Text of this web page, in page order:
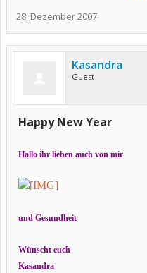
28. Dezember 2007
Kasandra
Guest
Happy New Year
Hallo ihr lieben auch von mir
und Gesundheit
Wünscht euch
Kasandra